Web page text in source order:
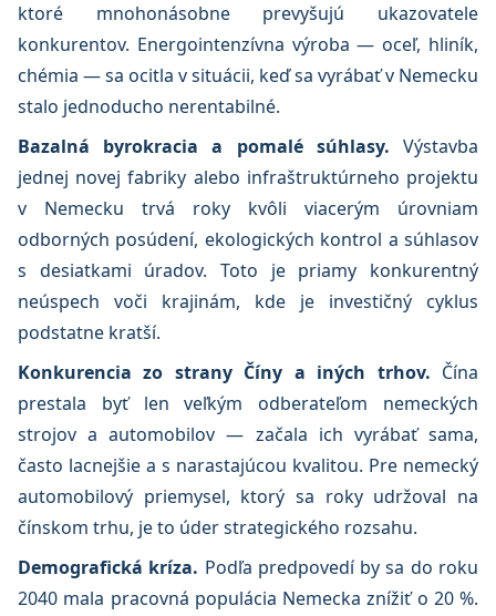
ktoré mnohonásobne prevyšujú ukazovatele
konkurentov. Energointenzívna výroba — oceľ, hliník,
chémia — sa ocitla v situácii, keď sa vyrábať v Nemecku
stalo jednoducho nerentabilné.
Bazalná byrokracia a pomalé súhlasy. Výstavba
jednej novej fabriky alebo infraštruktúrneho projektu
v Nemecku trvá roky kvôli viacerým úrovniam
odborných posúdení, ekologických kontrol a súhlasov
s desiatkami úradov. Toto je priamy konkurentný
neúspech voči krajinám, kde je investičný cyklus
podstatne kratší.
Konkurencia zo strany Číny a iných trhov. Čína
prestala byť len veľkým odberateľom nemeckých
strojov a automobilov — začala ich vyrábať sama,
často lacnejšie a s narastajúcou kvalitou. Pre nemecký
automobilový priemysel, ktorý sa roky udržoval na
čínskom trhu, je to úder strategického rozsahu.
Demografická kríza. Podľa predpovedí by sa do roku
2040 mala pracovná populácia Nemecka znížiť o 20 %.